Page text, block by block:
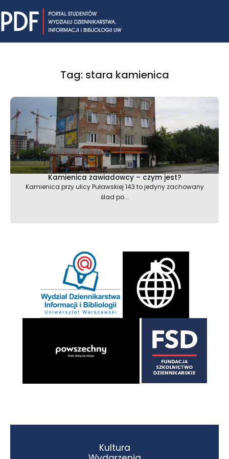
to
content
Tag: stara kamienica
Kamienica zawiadowcy – czym jest?
Kamienica przy ulicy Puławskiej 143 to jedyny zachowany
ślad po...
Kultura